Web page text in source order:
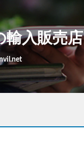
輸入販売店